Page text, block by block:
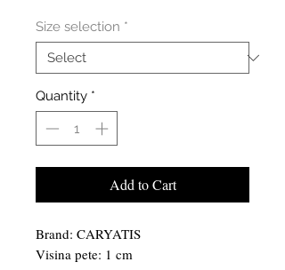
Size selection *
Quantity *
Add to Cart
Brand: CARYATIS
Visina pete: 1 cm